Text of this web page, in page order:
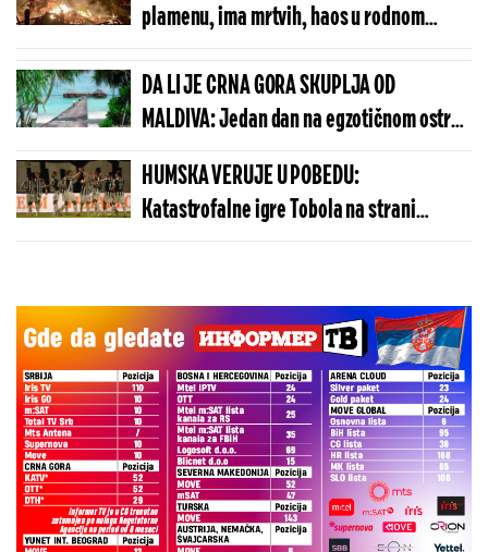
plamenu, ima mrtvih, haos u rodnom
gradu Zelenskog!
DA LI JE CRNA GORA SKUPLJA OD
MALDIVA: Jedan dan na egzotičnom ostrvu
može da košta manje nego u Budvi
HUMSKA VERUJE U POBEDU:
Katastrofalne igre Tobola na strani
ulivaju samopouzdanje Partizanu